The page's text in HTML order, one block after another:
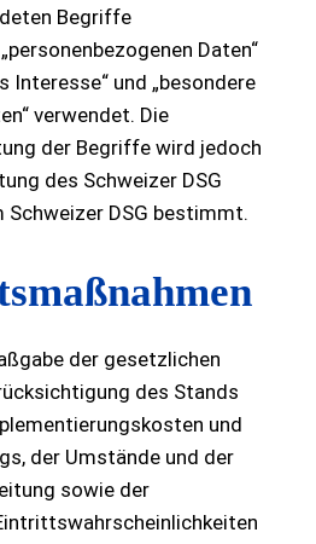
Begriffe
Daten“
Interesse“ und „besondere
verwendet. Die
der Begriffe wird jedoch
des Schweizer DSG
Schweizer DSG bestimmt.
der gesetzlichen
des Stands
und
der Umstände und der
sowie der